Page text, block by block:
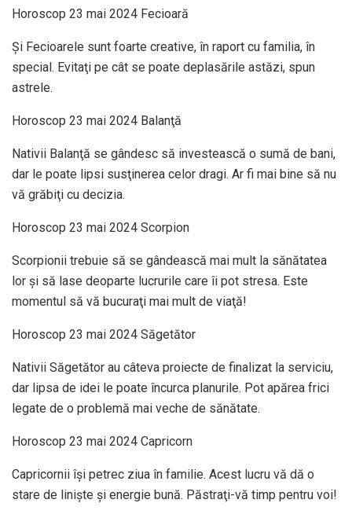
Horoscop 23 mai 2024 Fecioară
Şi Fecioarele sunt foarte creative, în raport cu familia, în
special. Evitaţi pe cât se poate deplasările astăzi, spun
astrele.
Horoscop 23 mai 2024 Balanţă
Nativii Balanţă se gândesc să investească o sumă de bani,
dar le poate lipsi susţinerea celor dragi. Ar fi mai bine să nu
vă grăbiţi cu decizia.
Horoscop 23 mai 2024 Scorpion
Scorpionii trebuie să se gândească mai mult la sănătatea
lor şi să lase deoparte lucrurile care îi pot stresa. Este
momentul să vă bucuraţi mai mult de viaţă!
Horoscop 23 mai 2024 Săgetător
Nativii Săgetător au câteva proiecte de finalizat la serviciu,
dar lipsa de idei le poate încurca planurile. Pot apărea frici
legate de o problemă mai veche de sănătate.
Horoscop 23 mai 2024 Capricorn
Capricornii își petrec ziua în familie. Acest lucru vă dă o
stare de linişte şi energie bună. Păstraţi-vă timp pentru voi!